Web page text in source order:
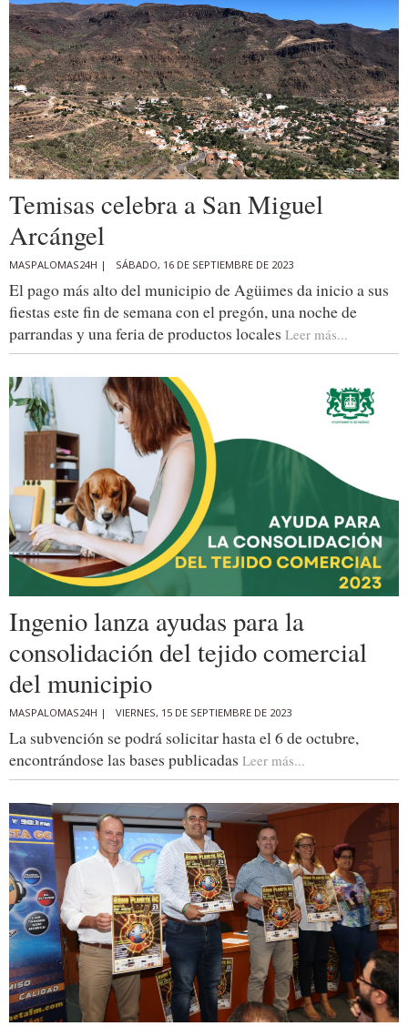
Temisas celebra a San Miguel
Arcángel
MASPALOMAS24H | SÁBADO, 16 DE SEPTIEMBRE DE 2023
El pago más alto del municipio de Agüimes da inicio a sus
fiestas este fin de semana con el pregón, una noche de
parrandas y una feria de productos locales Leer más...
Ingenio lanza ayudas para la
consolidación del tejido comercial
del municipio
MASPALOMAS24H | VIERNES, 15 DE SEPTIEMBRE DE 2023
La subvención se podrá solicitar hasta el 6 de octubre,
encontrándose las bases publicadas Leer más...